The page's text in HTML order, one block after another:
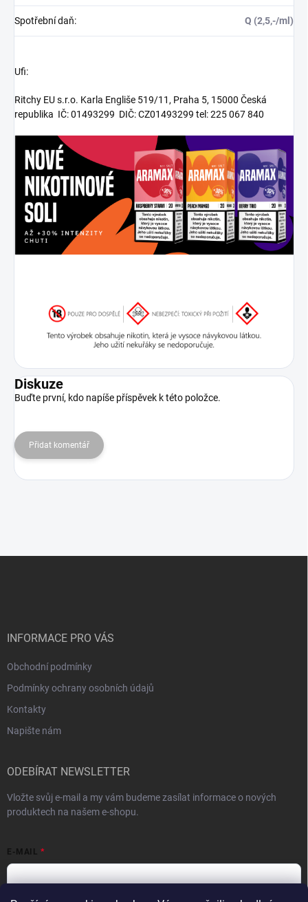
Spotřební daň: Q (2,5,-/ml)
Ufi:
Ritchy EU s.r.o. Karla Engliše 519/11, Praha 5, 15000 Česká
republika IČ: 01493299 DIČ: CZ01493299 tel: 225 067 840
Diskuze
Buďte první, kdo napíše příspěvek k této položce.
Přidat komentář
INFORMACE PRO VÁS
Obchodní podmínky
Podmínky ochrany osobních údajů
Kontakty
Napište nám
ODEBÍRAT NEWSLETTER
Vložte svůj e-mail a my vám budeme zasílat informace o nových
produktech na našem e-shopu.
E-MAIL